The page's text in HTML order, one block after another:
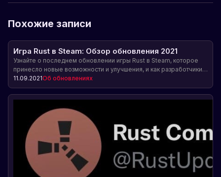
Похожие записи
Игра Rust в Steam: Обзор обновления 2021
Узнайте о последнем обновлении игры Rust в Steam, которое
принесло новые возможности и улучшения, и как разработчики
балансируют интересы игроков.
11.09.2021Об обновлениях